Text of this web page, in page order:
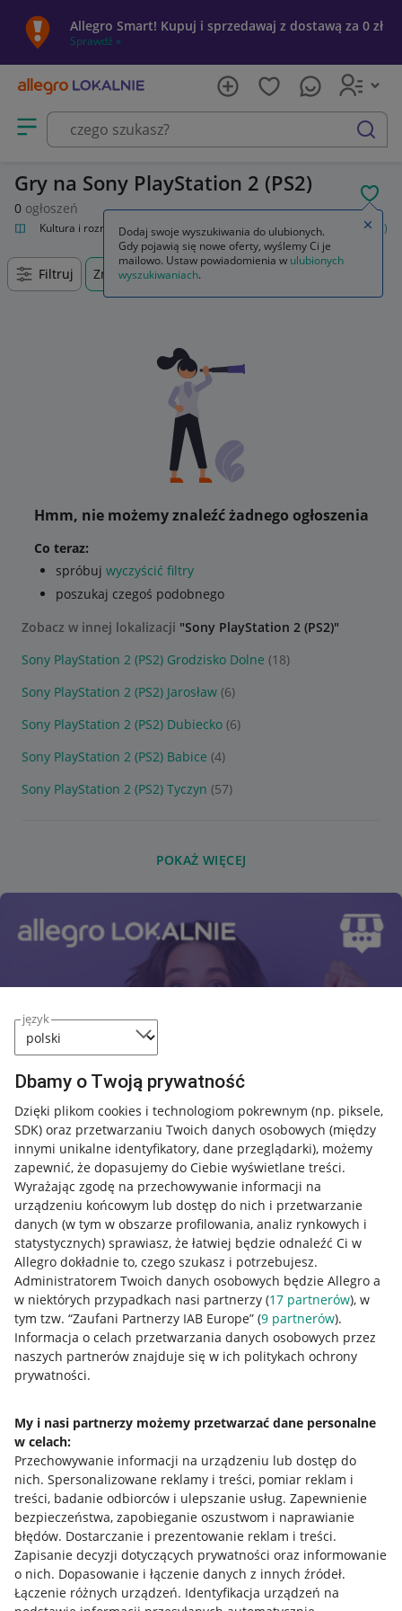
język
Dbamy o Twoją prywatność
Dzięki plikom cookies i technologiom pokrewnym (np. piksele,
SDK) oraz przetwarzaniu Twoich danych osobowych (między
innymi unikalne identyfikatory, dane przeglądarki), możemy
zapewnić, że dopasujemy do Ciebie wyświetlane treści.
Wyrażając zgodę na przechowywanie informacji na
urządzeniu końcowym lub dostęp do nich i przetwarzanie
danych (w tym w obszarze profilowania, analiz rynkowych i
statystycznych) sprawiasz, że łatwiej będzie odnaleźć Ci w
Allegro dokładnie to, czego szukasz i potrzebujesz.
Administratorem Twoich danych osobowych będzie Allegro a
w niektórych przypadkach nasi partnerzy (17 partnerów), w
tym tzw. “Zaufani Partnerzy IAB Europe” (9 partnerów).
Informacja o celach przetwarzania danych osobowych przez
naszych partnerów znajduje się w ich politykach ochrony
prywatności.
My i nasi partnerzy możemy przetwarzać dane personalne
w celach:
Przechowywanie informacji na urządzeniu lub dostęp do
nich. Spersonalizowane reklamy i treści, pomiar reklam i
treści, badanie odbiorców i ulepszanie usług. Zapewnienie
bezpieczeństwa, zapobieganie oszustwom i naprawianie
błędów. Dostarczanie i prezentowanie reklam i treści.
Zapisanie decyzji dotyczących prywatności oraz informowanie
o nich. Dopasowanie i łączenie danych z innych źródeł.
Łączenie różnych urządzeń. Identyfikacja urządzeń na
Allegro Smart! Kupuj i sprzedawaj z dostawą za 0 zł
Sprawdź »
Otwórz menu z kategoriami
szukaj
Gry na Sony PlayStation 2 (PS2)
0 ogłoszeń
Kultura i rozrywka Gry Gry na konsole Sony PlayStation 2 (PS2)
Filtruj Zmysłówka, Podkarpackie, +0 km
Hmm, nie możemy znaleźć żadnego ogłoszenia
Co teraz:
spróbuj wyczyścić filtry
poszukaj czegoś podobnego
Zobacz w innej lokalizacji "Sony PlayStation 2 (PS2)"
Sony PlayStation 2 (PS2) Grodzisko Dolne (18)
Sony PlayStation 2 (PS2) Jarosław (6)
Sony PlayStation 2 (PS2) Dubiecko (6)
Sony PlayStation 2 (PS2) Babice (4)
Sony PlayStation 2 (PS2) Tyczyn (57)
POKAŻ WIĘCEJ
Przydatne informacje
Jak to działa
Napisz do nas
Allegro Gadane dla sprzedających
Mapa miejscowości
Informacje prawne
Regulamin
Polityka plików "cookies"
Ustawienia plików "cookies"
Dodaj swoje wyszukiwania do ulubionych.
Gdy pojawią się nowe oferty, wyślemy Ci je
mailowo. Ustaw powiadomienia w ulubionych
wyszukiwaniach.